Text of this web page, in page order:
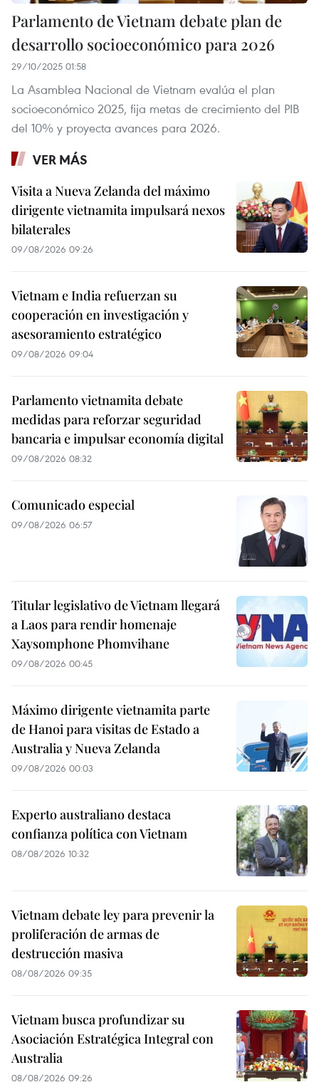
Parlamento de Vietnam debate plan de
desarrollo socioeconómico para 2026
29/10/2025 01:58
La Asamblea Nacional de Vietnam evalúa el plan
socioeconómico 2025, fija metas de crecimiento del PIB
del 10% y proyecta avances para 2026.
VER MÁS
Visita a Nueva Zelanda del máximo
dirigente vietnamita impulsará nexos
bilaterales
09/08/2026 09:26
Vietnam e India refuerzan su
cooperación en investigación y
asesoramiento estratégico
09/08/2026 09:04
Parlamento vietnamita debate
medidas para reforzar seguridad
bancaria e impulsar economía digital
09/08/2026 08:32
Comunicado especial
09/08/2026 06:57
Titular legislativo de Vietnam llegará
a Laos para rendir homenaje
Xaysomphone Phomvihane
09/08/2026 00:45
Máximo dirigente vietnamita parte
de Hanoi para visitas de Estado a
Australia y Nueva Zelanda
09/08/2026 00:03
Experto australiano destaca
confianza política con Vietnam
08/08/2026 10:32
Vietnam debate ley para prevenir la
proliferación de armas de
destrucción masiva
08/08/2026 09:35
Vietnam busca profundizar su
Asociación Estratégica Integral con
Australia
08/08/2026 09:26